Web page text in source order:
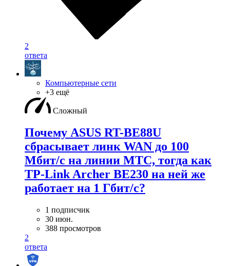
2
ответа
Компьютерные сети
+3 ещё
Сложный
Почему ASUS RT-BE88U
сбрасывает линк WAN до 100
Мбит/с на линии МТС, тогда как
TP-Link Archer BE230 на ней же
работает на 1 Гбит/с?
1 подписчик
30 июн.
388 просмотров
2
ответа